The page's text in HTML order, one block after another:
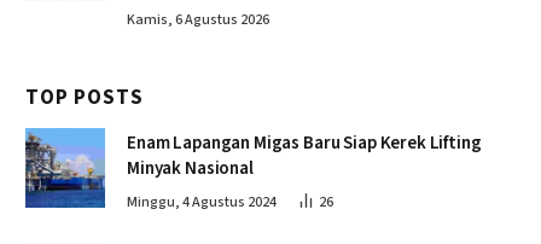
Kamis, 6 Agustus 2026
TOP POSTS
Enam Lapangan Migas Baru Siap Kerek Lifting
Minyak Nasional
Minggu, 4 Agustus 2024 26